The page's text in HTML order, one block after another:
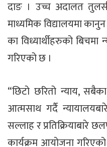
दाङ । उच्च अदालत
माध्यमिक विद्यालयमा
का विध्यार्थीहरुको बिचमा
गरिएको छ ।
“छिटो छरितो न्याय,
आत्मसाथ गर्दै
सल्लाह र प्रतिक्रियाबारे
कार्यक्रम आयोजना